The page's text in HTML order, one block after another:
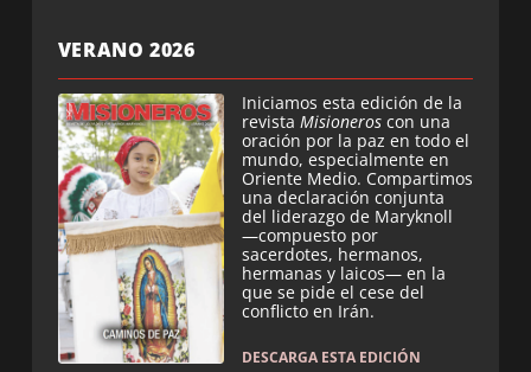
VERANO 2026
Iniciamos esta edición de la
revista Misioneros con una
oración por la paz en todo el
mundo, especialmente en
Oriente Medio. Compartimos
una declaración conjunta
del liderazgo de Maryknoll
—compuesto por
sacerdotes, hermanos,
hermanas y laicos— en la
que se pide el cese del
conflicto en Irán.
DESCARGA ESTA EDICIÓN